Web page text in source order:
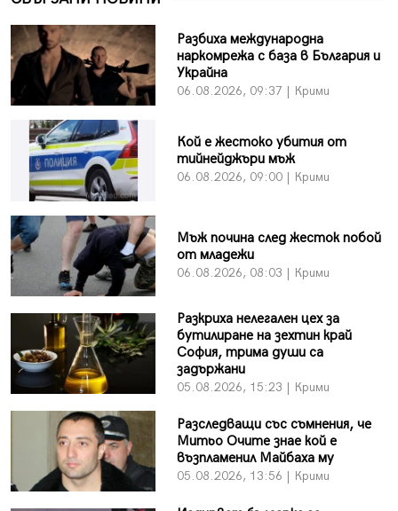
Разбиха международна
наркомрежа с база в България и
Украйна
06.08.2026, 09:37 | Крими
Кой е жестоко убития от
тийнейджъри мъж
06.08.2026, 09:00 | Крими
Мъж почина след жесток побой
от младежи
06.08.2026, 08:03 | Крими
Разкриха нелегален цех за
бутилиране на зехтин край
София, трима души са
задържани
05.08.2026, 15:23 | Крими
Разследващи със съмнения, че
Митьо Очите знае кой е
възпламенил Майбаха му
05.08.2026, 13:56 | Крими